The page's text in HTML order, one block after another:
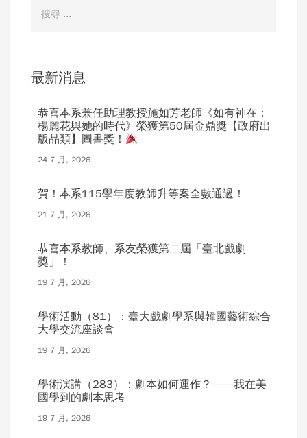
最新消息
恭喜本系兼任助理教授施如芳老師《如有神在：
楊麗花與她的時代》榮獲第50屆金鼎獎【政府出
版品類】圖書獎！
24 7 月, 2026
賀！本系115學年度教師升等案全數通過！
21 7 月, 2026
恭喜本系教師、系友榮獲第二屆「臺北戲劇
獎」！
19 7 月, 2026
學術活動（81）：臺大戲劇學系與韓國藝術綜合
大學交流座談會
19 7 月, 2026
學術演講（283）：劇本如何運作？——我在美
國學到的劇本思考
19 7 月, 2026